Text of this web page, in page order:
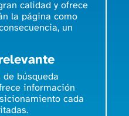
calidad y ofrece
la página como
un
búsqueda
información
cada